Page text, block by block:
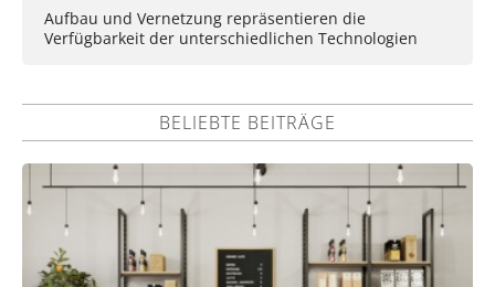
Aufbau und Vernetzung repräsentieren die
Verfügbarkeit der unterschiedlichen Technologien
BELIEBTE BEITRÄGE